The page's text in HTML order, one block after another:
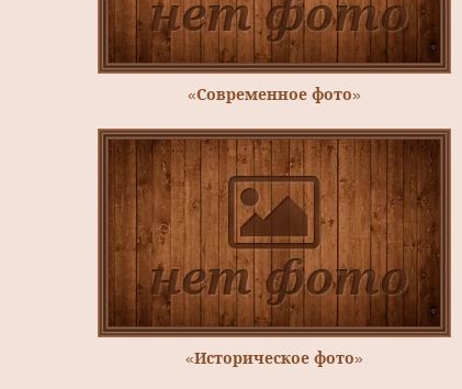
«Современное фото»
«Историческое фото»